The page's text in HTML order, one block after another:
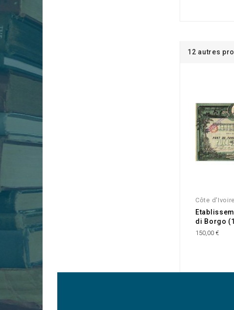
12 autres
Côte d'Ivoire
di Borgo
150,00 €